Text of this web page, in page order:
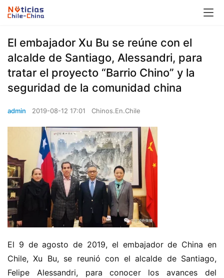
El embajador Xu Bu se reúne con el
alcalde de Santiago, Alessandri, para
tratar el proyecto “Barrio Chino” y la
seguridad de la comunidad china
admin 2019-08-12 17:01 Chinos.En.Chile
El 9 de agosto de 2019, el embajador de China en
Chile, Xu Bu, se reunió con el alcalde de Santiago,
Felipe Alessandri, para conocer los avances del